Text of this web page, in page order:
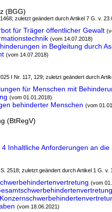
(BGG)
zuletzt geändert durch Artikel 7 G. v.
für Träger öffentlicher Gewalt
(vom 14.07.2018)
in Begleitung durch
(vom 14.07.2018)
I Nr. 117, 129; zuletzt geändert durch
für Menschen mit
(vom 01.01.2018)
behinderter Menschen (vom
(BtRegV)
Inhaltliche Anforderungen an
2518; zuletzt geändert durch Artikel 1 G. v.
(vom
(vom 18.06.2021)